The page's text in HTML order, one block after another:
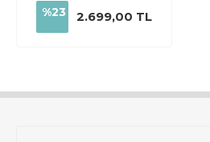
%23
2.699,00 TL